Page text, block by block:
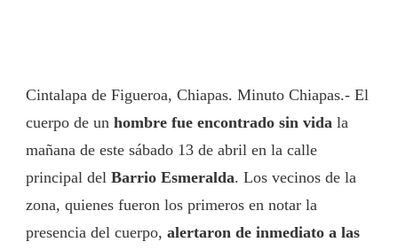
Cintalapa de Figueroa, Chiapas. Minuto Chiapas.- El
cuerpo de un hombre fue encontrado sin vida la
mañana de este sábado 13 de abril en la calle
principal del Barrio Esmeralda. Los vecinos de la
zona, quienes fueron los primeros en notar la
presencia del cuerpo, alertaron de inmediato a las